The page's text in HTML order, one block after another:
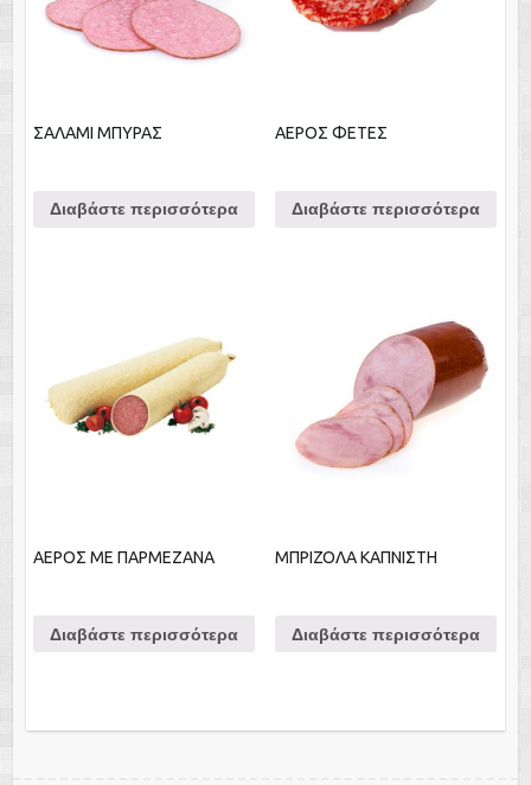
ΣΑΛΑΜΙ ΜΠΥΡΑΣ
Διαβάστε περισσότερα
ΑΕΡΟΣ ΦΕΤΕΣ
Διαβάστε περισσότερα
ΑΕΡΟΣ ΜΕ ΠΑΡΜΕΖΑΝΑ
Διαβάστε περισσότερα
ΜΠΡΙΖΟΛΑ ΚΑΠΝΙΣΤΗ
Διαβάστε περισσότερα